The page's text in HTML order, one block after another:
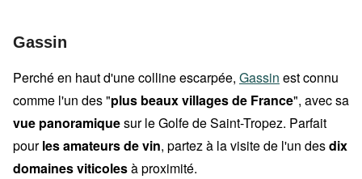
Gassin
Perché en haut d'une colline escarpée, Gassin est connu
comme l'un des "plus beaux villages de France", avec sa
vue panoramiquesur le Golfe de Saint-Tropez. Parfait
pourles amateurs de vin, partez à la visite de l'un desdix
domaines viticolesà proximité.